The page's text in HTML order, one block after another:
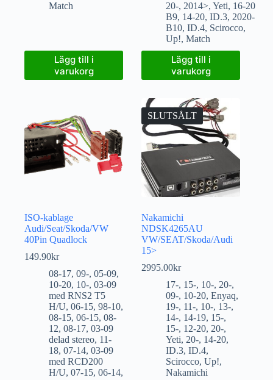
Match
Lägg till i
varukorg
20-, 2014>,Yeti, 16-20
B9, 14-20,ID.3, 2020-
B10,ID.4, Scirocco,
Up!,Match
Lägg till i
varukorg
ISO-kablage
Audi/Seat/Skoda/VW
40Pin Quadlock
149.90kr
08-17, 09-, 05-09,
10-20, 10-, 03-09
med RNS2 T5
H/U, 06-15, 98-10,
08-15, 06-15, 08-
12, 08-17, 03-09
delad stereo, 11-
18, 07-14, 03-09
med RCD200
H/U, 07-15, 06-14,
SLUTSÅLT
Nakamichi
NDSK4265AU
VW/SEAT/Skoda/Audi
15>
2995.00kr
17-, 15-, 10-, 20-,
09-, 10-20,Enyaq,
19-, 11-, 10-, 13-,
14-, 14-19, 15-,
15-, 12-20, 20-,
Yeti, 20-, 14-20,
ID.3,ID.4,
Scirocco,Up!,
Nakamichi